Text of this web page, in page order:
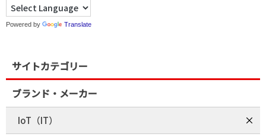
Powered by Translate
サイトカテゴリー
ブランド・メーカー
IoT（IT）